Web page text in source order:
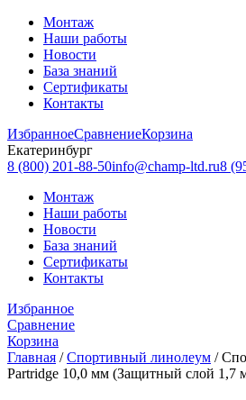
Монтаж
Наши работы
Новости
База знаний
Сертификаты
Контакты
ИзбранноеСравнениеКорзина
Екатеринбург
8 (800) 201-88-50info@champ-ltd.ru8
Монтаж
Наши работы
Новости
База знаний
Сертификаты
Контакты
Избранное
Сравнение
Корзина
Главная /Спортивный линолеум /
Partridge 10,0 мм (Защитный слой 1,7